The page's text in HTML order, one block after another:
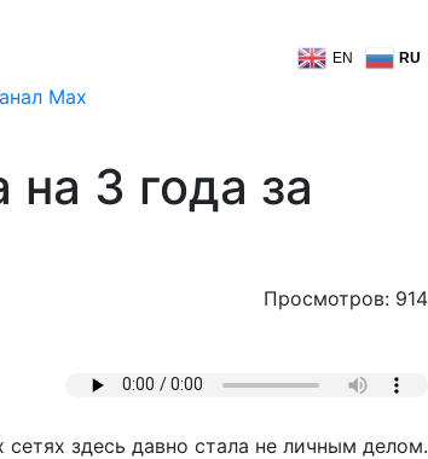
EN RU
3 года за
Просмотров: 914
здесь давно стала не личным делом.